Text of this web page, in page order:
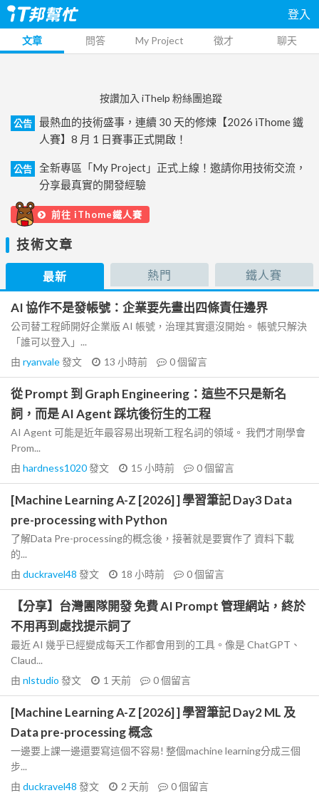
登入
文章 問答 My Project 徵才 聊天
按讚加入 iThelp 粉絲團追蹤
公告
最熱血的技術盛事，連續 30 天的修煉【2026 iThome 鐵
人賽】8 月 1 日賽事正式開啟！
公告
全新專區「My Project」正式上線！邀請你用技術交流，
分享最真實的開發經驗
前往 iThome鐵人賽
技術文章
最新 熱門 鐵人賽
AI 協作不是發帳號：企業要先畫出四條責任邊界
公司替工程師開好企業版 AI 帳號，治理其實還沒開始。 帳號只解決
「誰可以登入」...
由 ryanvale發文 13 小時前 0個留言
從 Prompt 到 Graph Engineering：這些不只是新名
詞，而是 AI Agent 踩坑後衍生的工程
AI Agent 可能是近年最容易出現新工程名詞的領域。 我們才剛學會
Prom...
由 hardness1020發文 15 小時前 0個留言
[Machine Learning A-Z [2026] ] 學習筆記 Day3 Data
pre-processing with Python
了解Data Pre-processing的概念後，接著就是要實作了 資料下載
的...
由 duckravel48 發文 18 小時前 0個留言
【分享】台灣團隊開發 免費 AI Prompt 管理網站，終於
不用再到處找提示詞了
最近 AI 幾乎已經變成每天工作都會用到的工具。像是 ChatGPT、
Claud...
由 nlstudio 發文 1 天前 0個留言
[Machine Learning A-Z [2026] ] 學習筆記 Day2 ML 及
Data pre-processing 概念
一邊要上課一邊還要寫這個不容易! 整個machine learning分成三個
步...
由 duckravel48 發文 2 天前 0個留言